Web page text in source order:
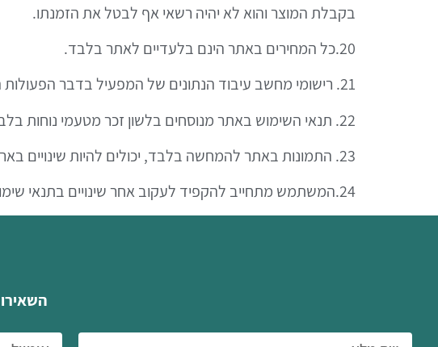
בקבלת המוצר והוא לא יהיה רשאי אף לבטל את הזמנתו.
20.כל המחירים באתר הינם בלעדיים לאתר בלבד.
21. רישומי מחשב עיבוד הנתונים של המפעיל בדבר הפעולות המתבצעות דרך האתר יהוו ראיה חלוטה ומכרעת לנכונות הפעולות ולפרטי הפעולות.
22. תנאי השימוש באתר מנוסחים בלשון זכר מטעמי נוחות בלבד והם מתייחסים לגברים ולנשים כאחד.
23. התמונות באתר להמחשה בלבד, יכולים להיות שינויים באריזות המוצרים.
24.המשתמש מתחייב להקפיד לעקוב אחר שינויים בתנאי שימוש ותקנון אלו.